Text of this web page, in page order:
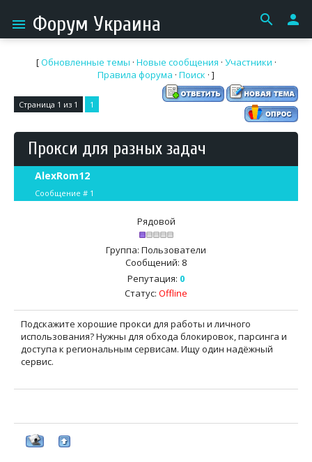
menu Форум Украина search person
[Обновленные темы · Новые сообщения · Участники ·
Правила форума · Поиск · ]
Страница 1 из 1 1
Прокси для разных задач
AlexRom12
Сообщение # 1
Рядовой
Группа: Пользователи
Сообщений: 8
Репутация: 0
Статус: Offline
Подскажите хорошие прокси для работы и личного
использования? Нужны для обхода блокировок, парсинга и
доступа к региональным сервисам. Ищу один надёжный
сервис.